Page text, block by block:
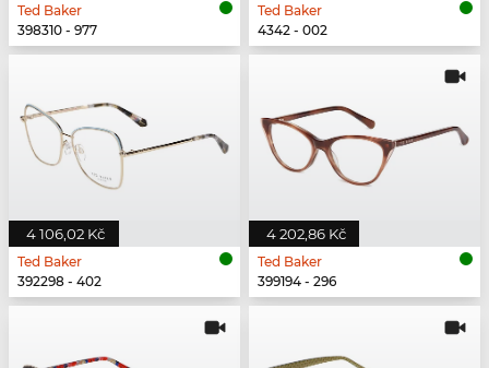
Ted Baker
398310 - 977
Ted Baker
4342 - 002
4 106,02 Kč
Ted Baker
392298 - 402
4 202,86 Kč
Ted Baker
399194 - 296